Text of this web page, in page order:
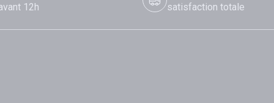
12h satisfaction totale